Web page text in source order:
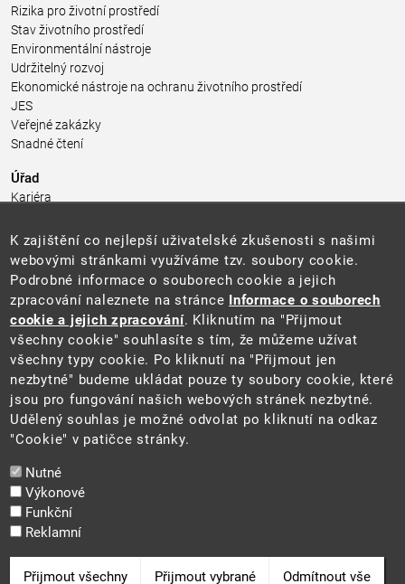
Rizika pro životní prostředí
Stav životního prostředí
Environmentální nástroje
Udržitelný rozvoj
Ekonomické nástroje na ochranu životního prostředí
JES
Veřejné zakázky
Snadné čtení
Úřad
Kariéra
Pro média a veřejnost
Povinně zveřejňované informace
Kontakty
Přistupnost budovy úřadu MŽP
(PDF, 204 kB)
Web
Aktuality
Ochrana osobních údajů
Prohlášení o přístupnosti
Zásady používání cookies
Mapa webu
K zajištění co nejlepší uživatelské zkušenosti s našimi
webovými stránkami využíváme tzv. soubory cookie.
Podrobné informace o souborech cookie a jejich
zpracování naleznete na stránce Informace o souborech
cookie a jejich zpracování. Kliknutím na "Přijmout
všechny cookie" souhlasíte s tím, že můžeme užívat
všechny typy cookie. Po kliknutí na "Přijmout jen
nezbytné" budeme ukládat pouze ty soubory cookie, které
jsou pro fungování našich webových stránek nezbytné.
Udělený souhlas je možné odvolat po kliknutí na odkaz
"Cookie" v patičce stránky.
Nutné
Výkonové
Funkční
Reklamní
Přijmout všechny Přijmout vybrané Odmítnout vše